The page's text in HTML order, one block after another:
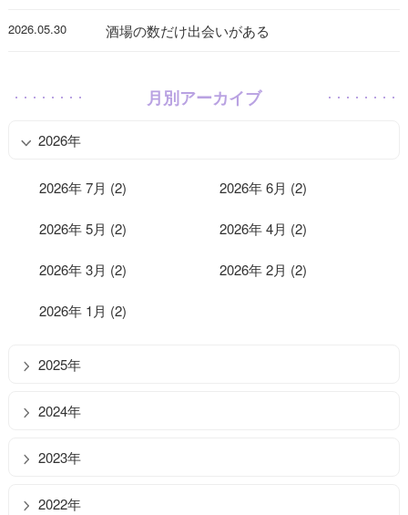
2026.05.30 酒場の数だけ出会いがある
月別アーカイブ
2026年
2026年 7月 (2) 2026年 6月 (2)
2026年 5月 (2) 2026年 4月 (2)
2026年 3月 (2) 2026年 2月 (2)
2026年 1月 (2)
2025年
2024年
2023年
2022年